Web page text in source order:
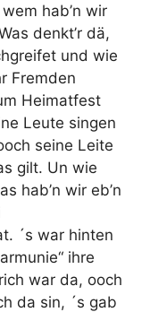
hab’n wir
denkt’r dä,
und wie
Fremden
Heimatfest
Leute singen
seine Leite
gilt. Un wie
hab’n wir eb’n
´s war hinten
ihre
war da, ooch
da sin, ´s gab